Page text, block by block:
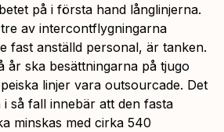
på i första hand långlinjerna.
av intercontflygningarna
fast anställd personal, är tanken.
år ska besättningarna på tjugo
linjer vara outsourcade. Det
så fall innebär att den fasta
minskas med cirka 540